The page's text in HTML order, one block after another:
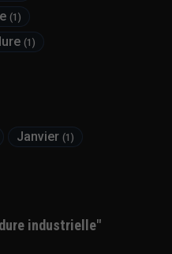
(1)
(1)
Janvier(1)
industrielle"